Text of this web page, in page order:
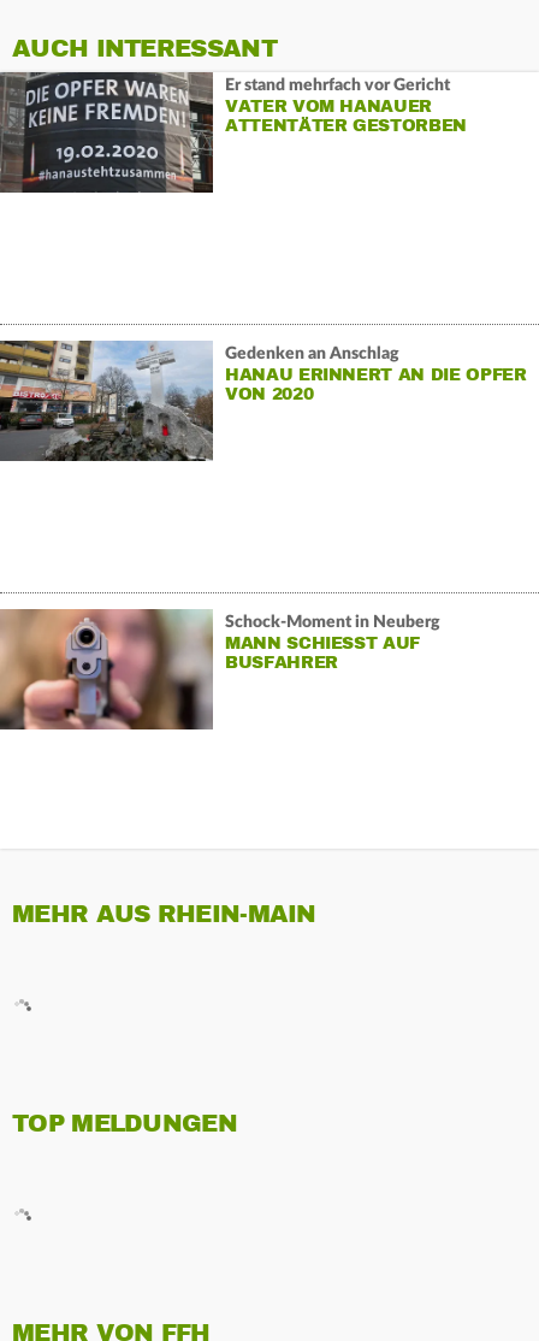
AUCH INTERESSANT
Er stand mehrfach vor Gericht
VATER VOM HANAUER
ATTENTÄTER GESTORBEN
Gedenken an Anschlag
HANAU ERINNERT AN DIE OPFER
VON 2020
Schock-Moment in Neuberg
MANN SCHIESST AUF B
USFAHRER
MEHR AUS RHEIN-MAIN
TOP MELDUNGEN
MEHR VON FFH